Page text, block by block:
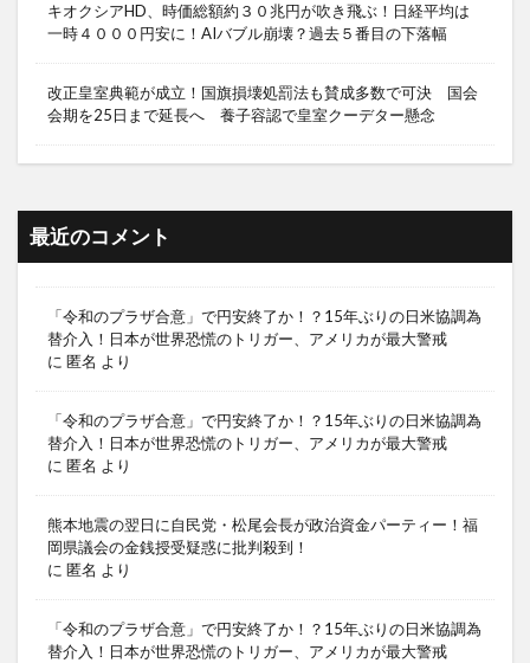
キオクシアHD、時価総額約３０兆円が吹き飛ぶ！日経平均は
一時４０００円安に！AIバブル崩壊？過去５番目の下落幅
改正皇室典範が成立！国旗損壊処罰法も賛成多数で可決 国会
会期を25日まで延長へ 養子容認で皇室クーデター懸念
最近のコメント
「令和のプラザ合意」で円安終了か！？15年ぶりの日米協調為
替介入！日本が世界恐慌のトリガー、アメリカが最大警戒
に 匿名 より
「令和のプラザ合意」で円安終了か！？15年ぶりの日米協調為
替介入！日本が世界恐慌のトリガー、アメリカが最大警戒
に 匿名 より
熊本地震の翌日に自民党・松尾会長が政治資金パーティー！福
岡県議会の金銭授受疑惑に批判殺到！
に 匿名 より
「令和のプラザ合意」で円安終了か！？15年ぶりの日米協調為
替介入！日本が世界恐慌のトリガー、アメリカが最大警戒